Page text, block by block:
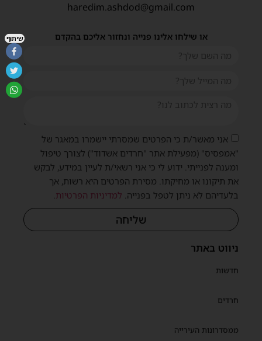
ניווט באתר
חדשות
חרדים
ממסדרונות העירייה
haredim.ashdod@gmail.com
או שילחו אלינו פנייה ונחזור אליכם בהקדם
אני מאשר/ת כי הפרטים שמסרתי יישמרו במאגר של
"אמפסיס" (מפעילת אתר "חרדים אשדוד") לצורך טיפול
ומענה לפנייתי. ידוע לי כי אני רשאי/ת לעיין במידע, לבקש
את תיקונו או מחיקתו. מסירת הפרטים היא רשות, אך
בלעדיהם לא ניתן לטפל בפנייה. למדיניות הפרטיות.
שליחה
שיתוף